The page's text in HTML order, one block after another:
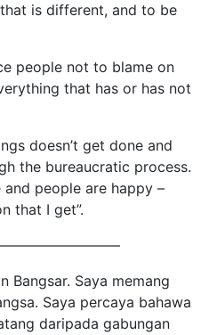
is different, and to be
people not to blame on
that has or has not
doesn’t get done and
the bureaucratic process.
people are happy –
that I get”.
Bangsar. Saya memang
Saya percaya bahawa
daripada gabungan